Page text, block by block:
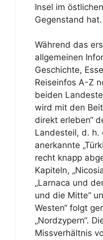
Insel im
Gegenstand hat.
Während das
allgemeinen
Geschichte,
Reiseinfos A-Z
beiden
wird mit den
direkt erleben“
Landesteil, d. h.
anerkannte
recht knapp
Kapiteln,
„Larnaca und
und die Mitte“
Westen“ folgt
„Nordzypern“.
Missverhältnis